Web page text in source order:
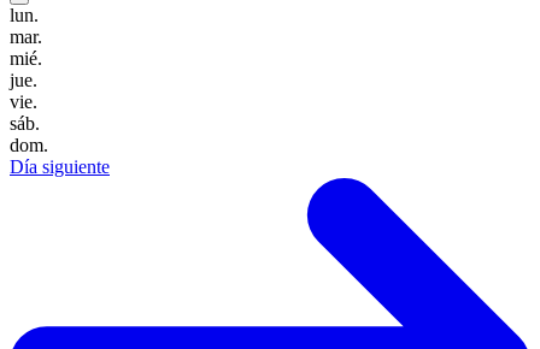
lun.
mar.
mié.
jue.
vie.
sáb.
dom.
Día siguiente